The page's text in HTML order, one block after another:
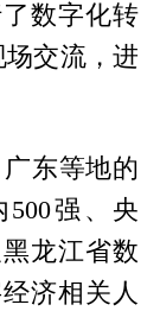
数字化转
交流，进
东等地的
强、央
龙江省数
济相关人